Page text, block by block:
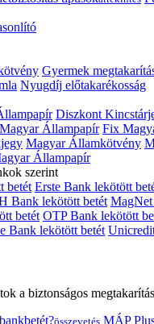
Gyermek
Nyugdíj előtakarékosság
Diszkont
Állampapír Fix
Magyar Államkötvény
Állampapír
szerint
betét Erste Bank lekötött
Bank lekötött betét
betét OTP Bank lekötött
Bank lekötött betét
a biztonságos
összevetés MÁP